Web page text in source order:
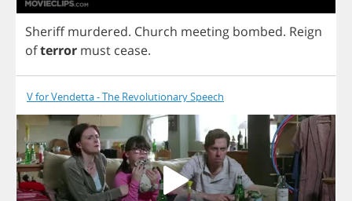
Sheriff murdered. Church meeting bombed. Reign
ofterror must cease.
V for Vendetta - The Revolutionary Speech